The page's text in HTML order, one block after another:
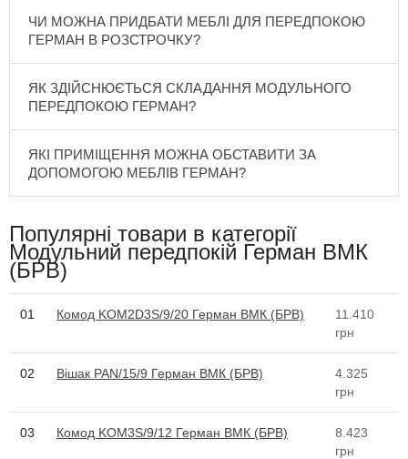
ЧИ МОЖНА ПРИДБАТИ МЕБЛІ ДЛЯ ПЕРЕДПОКОЮ
ГЕРМАН В РОЗСТРОЧКУ?
ЯК ЗДІЙСНЮЄТЬСЯ СКЛАДАННЯ МОДУЛЬНОГО
ПЕРЕДПОКОЮ ГЕРМАН?
ЯКІ ПРИМІЩЕННЯ МОЖНА ОБСТАВИТИ ЗА
ДОПОМОГОЮ МЕБЛІВ ГЕРМАН?
Популярні товари в категорії
Модульний передпокій Герман ВМК
(БРВ)
01 Комод KOM2D3S/9/20 Герман ВМК (БРВ)
11.410
грн
02 Вішак PAN/15/9 Герман ВМК (БРВ)
4.325
грн
03 Комод KOM3S/9/12 Герман ВМК (БРВ)
8.423
грн